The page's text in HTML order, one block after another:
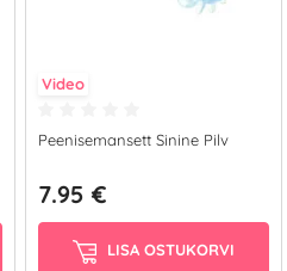
Video
Peenisemansett Sinine Pilv
7.95 €
LISA OSTUKORVI